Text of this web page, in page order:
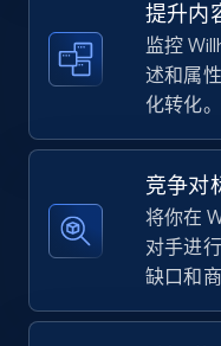
TikTok Shop -
by keywords
URL, Title,
price, Final price,
5.4K+
提升内
监控
述和属
化转化。
竞争对
将你在
对手进
缺口和